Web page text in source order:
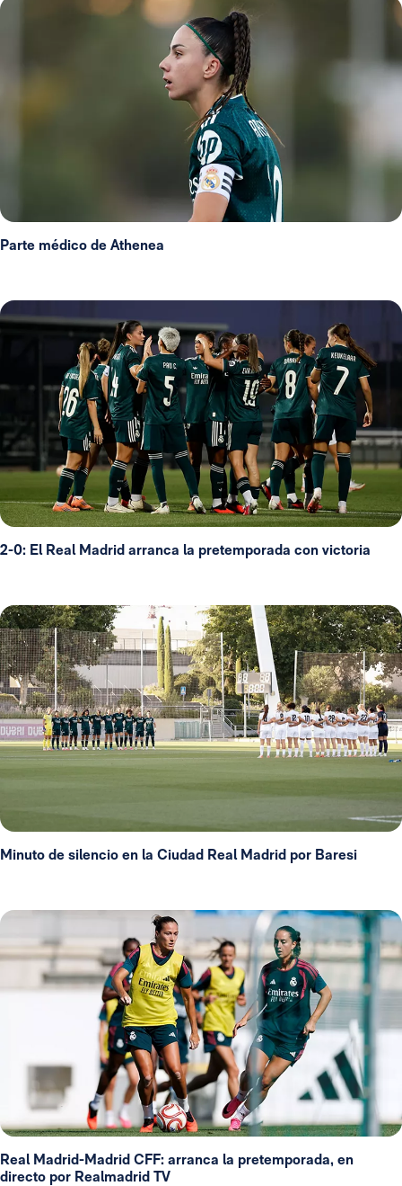
Parte médico de Athenea
2-0: El Real Madrid arranca la pretemporada con victoria
Minuto de silencio en la Ciudad Real Madrid por Baresi
Real Madrid-Madrid CFF: arranca la pretemporada, en
directo por Realmadrid TV